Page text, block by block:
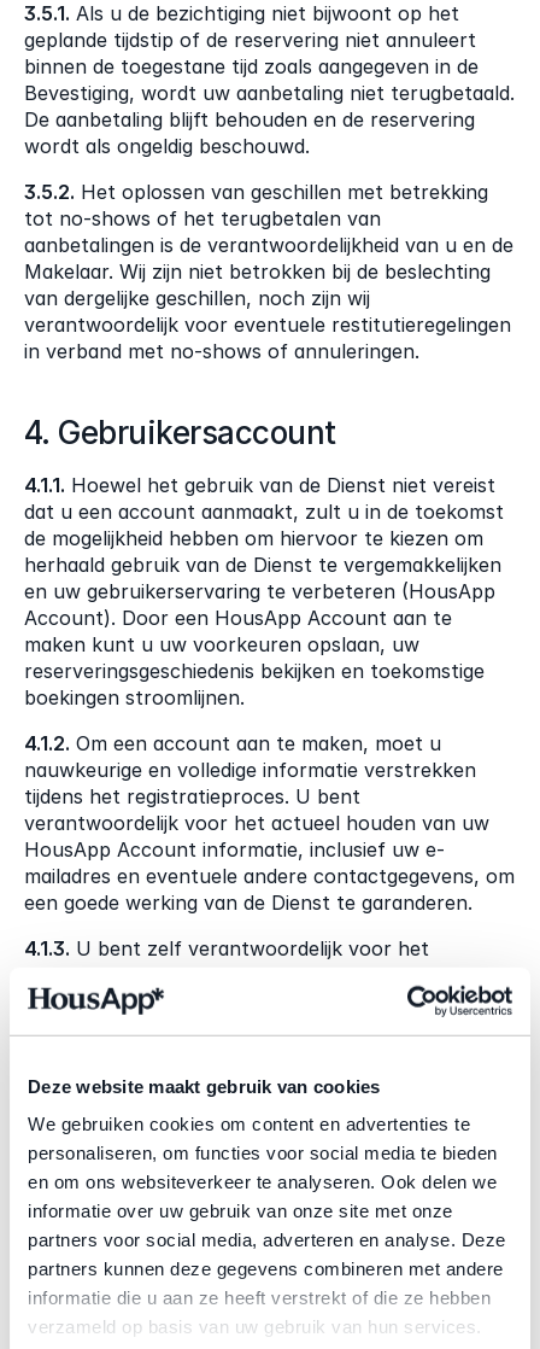
Deze website maakt gebruik van cookies
We gebruiken cookies om content en advertenties te
personaliseren, om functies voor social media te bieden
en om ons websiteverkeer te analyseren. Ook delen we
informatie over uw gebruik van onze site met onze
partners voor social media, adverteren en analyse. Deze
partners kunnen deze gegevens combineren met andere
informatie die u aan ze heeft verstrekt of die ze hebben
verzameld op basis van uw gebruik van hun services.
3.5.1. Als u de bezichtiging niet bijwoont op het
geplande tijdstip of de reservering niet annuleert
binnen de toegestane tijd zoals aangegeven in de
Bevestiging, wordt uw aanbetaling niet terugbetaald.
De aanbetaling blijft behouden en de reservering
wordt als ongeldig beschouwd.
3.5.2. Het oplossen van geschillen met betrekking
tot no-shows of het terugbetalen van
aanbetalingen is de verantwoordelijkheid van u en de
Makelaar. Wij zijn niet betrokken bij de beslechting
van dergelijke geschillen, noch zijn wij
verantwoordelijk voor eventuele restitutieregelingen
in verband met no-shows of annuleringen.
4. Gebruikersaccount
4.1.1. Hoewel het gebruik van de Dienst niet vereist
dat u een account aanmaakt, zult u in de toekomst
de mogelijkheid hebben om hiervoor te kiezen om
herhaald gebruik van de Dienst te vergemakkelijken
en uw gebruikerservaring te verbeteren (HousApp
Account). Door een HousApp Account aan te
maken kunt u uw voorkeuren opslaan, uw
reserveringsgeschiedenis bekijken en toekomstige
boekingen stroomlijnen.
4.1.2. Om een account aan te maken, moet u
nauwkeurige en volledige informatie verstrekken
tijdens het registratieproces. U bent
verantwoordelijk voor het actueel houden van uw
HousApp Account informatie, inclusief uw e-
mailadres en eventuele andere contactgegevens, om
een goede werking van de Dienst te garanderen.
4.1.3. U bent zelf verantwoordelijk voor het
uw HousApp Account gegevens, met inbegrip van
Account worden geacht door u te zijn
verantwoordelijkheid voor dergelijke acties.
4.1.4. Als u onbevoegd gebruik van uw HousApp
Account of een inbreuk op de beveiliging ervan
vermoedt, moet u ons onmiddellijk op de hoogte
stellen op info@housapp.com . Wij zijn niet
verantwoordelijk voor verlies of schade als gevolg
mits deze toegang niet het gevolg is van opzettelijk